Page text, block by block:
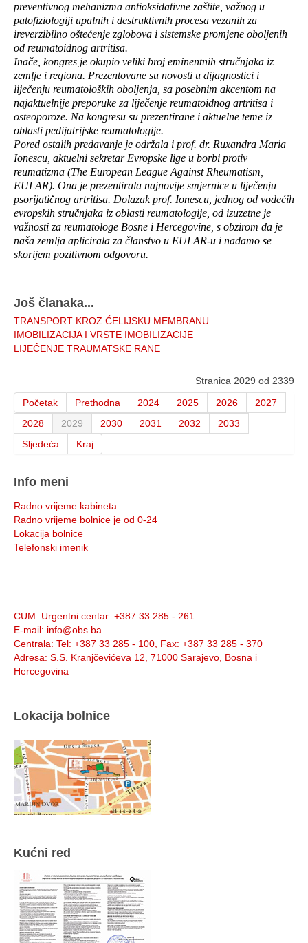
preventivnog mehanizma antioksidativne zaštite, važnog u
patofiziologiji upalnih i destruktivnih procesa vezanih za
ireverzibilno oštećenje zglobova i sistemske promjene oboljenih
od reumatoidnog artritisa.
Inače, kongres je okupio veliki broj eminentnih stručnjaka iz
zemlje i regiona. Prezentovane su novosti u dijagnostici i
liječenju reumatoloških oboljenja, sa posebnim akcentom na
najaktuelnije preporuke za liječenje reumatoidnog artritisa i
osteoporoze. Na kongresu su prezentirane i aktuelne teme iz
oblasti pedijatrijske reumatologije.
Pored ostalih predavanje je održala i prof. dr. Ruxandra Maria
Ionescu, aktuelni sekretar Evropske lige u borbi protiv
reumatizma (The European League Against Rheumatism,
EULAR). Ona je prezentirala najnovije smjernice u liječenju
psorijatičnog artritisa. Dolazak prof. Ionescu, jednog od vodećih
evropskih stručnjaka iz oblasti reumatologije, od izuzetne je
važnosti za reumatologe Bosne i Hercegovine, s obzirom da je
naša zemlja aplicirala za članstvo u EULAR-u i nadamo se
skorijem pozitivnom odgovoru.
Još članaka...
TRANSPORT KROZ ĆELIJSKU MEMBRANU
IMOBILIZACIJA I VRSTE IMOBILIZACIJE
LIJEČENJE TRAUMATSKE RANE
Stranica 2029 od 2339
Početak
Prethodna 2024 2025 2026
2027
2028
2029 2030 2031 2032
2033
Sljedeća
Kraj
Info meni
Radno vrijeme kabineta
Radno vrijeme bolnice je od 0-24
Lokacija bolnice
Telefonski imenik
CUM: Urgentni centar: +387 33 285 - 261
E-mail: info@obs.ba
Centrala: Tel: +387 33 285 - 100, Fax: +387 33 285 - 370
Adresa: S.S. Kranjčevićeva 12, 71000 Sarajevo, Bosna i
Hercegovina
Lokacija bolnice
Kućni red